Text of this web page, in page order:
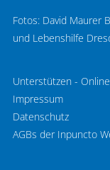
Fotos: David Maurer
und Lebenshilfe
Unterstützen -
Impressum
Datenschutz
AGBs der Inpuncto